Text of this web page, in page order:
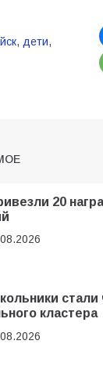
, дети,
20
стали
кластера